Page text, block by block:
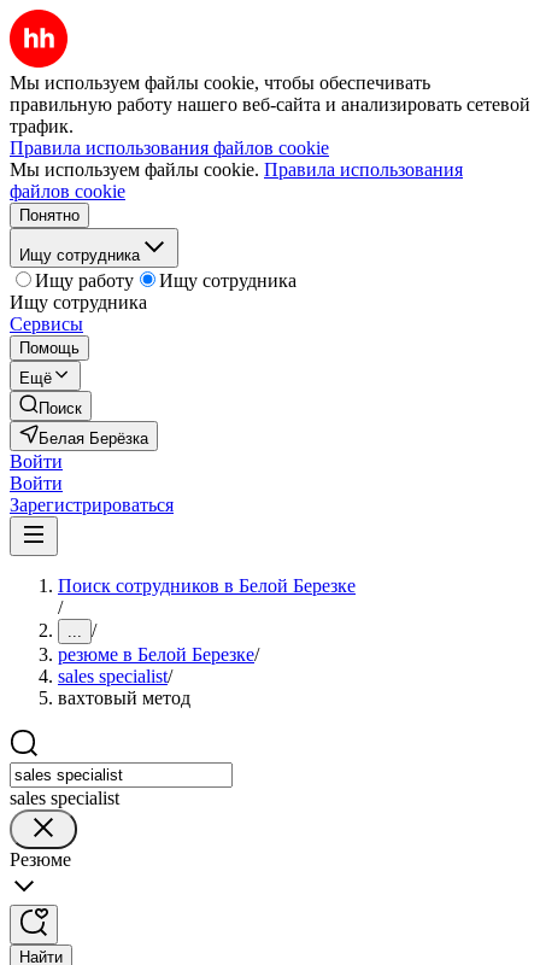
Мы используем файлы cookie, чтобы обеспечивать
правильную работу нашего веб-сайта и анализировать сетевой
трафик.
Правила использования файлов cookie
Мы используем файлы cookie. Правила использования
файлов cookie
Понятно
Ищу сотрудника
Ищу работу
Ищу сотрудника
Ищу сотрудника
Сервисы
Помощь
Ещё
Поиск
Белая Берёзка
Войти
Войти
Зарегистрироваться
Поиск сотрудников в Белой Березке
/
... /
резюме в Белой Березке/
sales specialist/
вахтовый метод
sales specialist
Резюме
Найти